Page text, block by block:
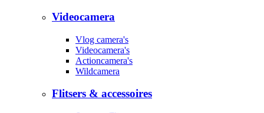
Videocamera
Vlog camera's
Videocamera's
Actioncamera's
Wildcamera
Flitsers & accessoires